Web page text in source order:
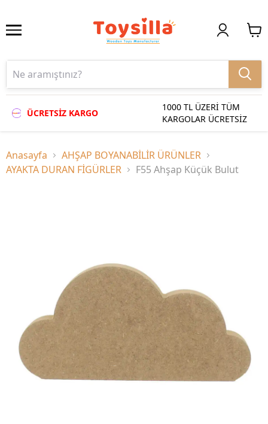
ÜCRETSİZ KARGO
1000 TL ÜZERİ TÜM
KARGOLAR ÜCRETSİZ
Anasayfa
AHŞAP BOYANABİLİR ÜRÜNLER
AYAKTA DURAN FİGÜRLER
F55 Ahşap Küçük Bulut